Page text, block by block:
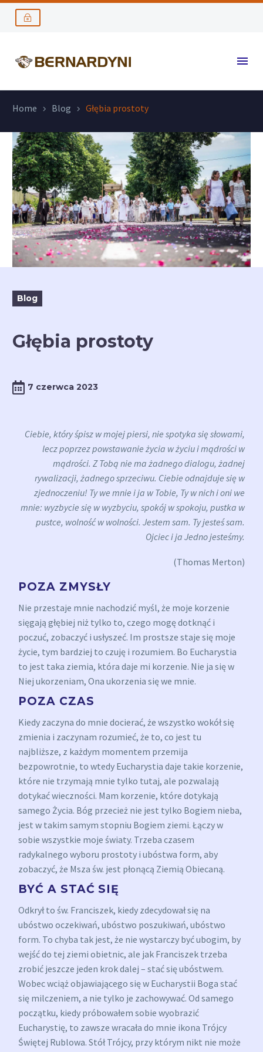
Home Blog Głębia prostoty
Blog
Głębia prostoty
7 czerwca 2023
Ciebie, któryśpisz w mojej piersi, nie spotyka się słowami,
lecz poprzez powstawanie życia w życiu i mądrości w
mądrości. Z Tobą nie ma żadnego dialogu, żadnej
rywalizacji, żadnego sprzeciwu. Ciebie odnajduje się w
zjednoczeniu! Ty we mnie i ja w Tobie, Ty w nich i oni we
mnie: wyzbycie się w wyzbyciu, spokój w spokoju, pustka w
pustce, wolność w wolności. Jestem sam. Ty jesteś sam.
Ojciec i ja Jedno jesteśmy.
(Thomas Merton)
POZA ZMYSŁY
Nie przestaje mnie nachodzić myśl, że moje korzenie
sięgają głębiej niż tylko to, czego mogę dotknąć i
poczuć, zobaczyć i usłyszeć. Im prostsze staje się moje
życie, tym bardziej to czuję i rozumiem. Bo Eucharystia
to jest taka ziemia, która daje mi korzenie. Nie ja się w
Niej ukorzeniam, Ona ukorzenia się we mnie.
POZA CZAS
Kiedy zaczyna do mnie docierać, że wszystko wokół się
zmienia i zaczynam rozumieć, że to, co jest tu
najbliższe, z każdym momentem przemija
bezpowrotnie, to wtedy Eucharystia daje takie korzenie,
które nie trzymają mnie tylko tutaj, ale pozwalają
dotykać wieczności. Mam korzenie, które dotykają
samego Życia. Bóg przecież nie jest tylko Bogiem nieba,
jest w takim samym stopniu Bogiem ziemi. Łączy w
sobie wszystkie moje światy. Trzeba czasem
radykalnego wyboru prostoty i ubóstwa form, aby
zobaczyć, że Msza św. jest płonącą Ziemią Obiecaną.
BYĆ A STAĆ SIĘ
Odkrył to św. Franciszek, kiedy zdecydował się na
ubóstwo oczekiwań, ubóstwo poszukiwań, ubóstwo
form. To chyba tak jest, że nie wystarczy być ubogim, by
wejść do tej ziemi obietnic, ale jak Franciszek trzeba
zrobić jeszcze jeden krok dalej – stać się ubóstwem.
Wobec wciąż objawiającego się w Eucharystii Boga stać
się milczeniem, a nie tylko je zachowywać. Od samego
początku, kiedy próbowałem sobie wyobrazić
Eucharystię, to zawsze wracała do mnie ikona Trójcy
Świętej Rublowa. Stół Trójcy, przy którym nikt nie może